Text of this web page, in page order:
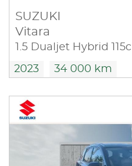
SUZUKI
Vitara
2023 34 000 km